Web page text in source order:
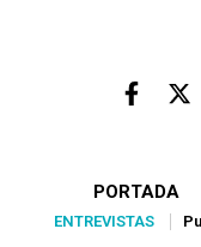
PORTADA
ENTREVISTAS